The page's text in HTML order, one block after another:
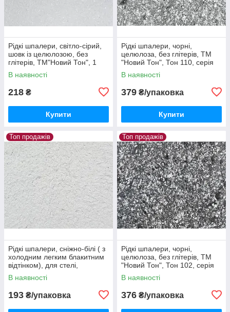
Рідкі шпалери, світло-сірий,
шовк із целюлозою, без
глітерів, ТМ"Новий Тон", 1
упак на 4м2
В наявності
218 ₴
Купити
Рідкі шпалери, чорні,
целюлоза, без глітерів, ТМ
"Новий Тон", Тон 110, серія
"Лофт", 1 упак на 4м2
В наявності
379 ₴/упаковка
Купити
Топ продажів
Рідкі шпалери, сніжно-білі ( з
холодним легким блакитним
відтінком), для стелі,
целюлоза, без глітерів, ТМ
"Новий Тон", Тон 100
В наявності
193 ₴/упаковка
Топ продажів
Рідкі шпалери, чорні,
целюлоза, без глітерів, ТМ
"Новий Тон", Тон 102, серія
Лофт на 4м2/1упак
В наявності
376 ₴/упаковка